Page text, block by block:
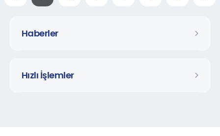
Haberler
Hızlı İşlemler